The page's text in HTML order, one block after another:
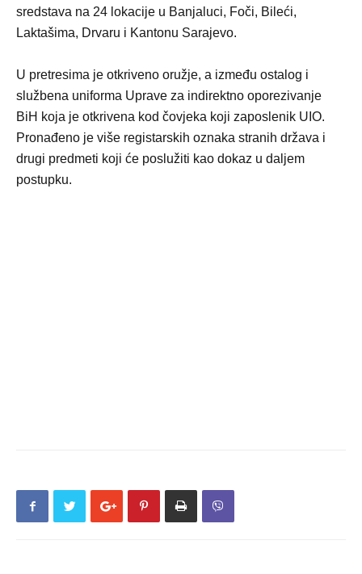
sredstava na 24 lokacije u Banjaluci, Foči, Bileći,
Laktašima, Drvaru i Kantonu Sarajevo.
U pretresima je otkriveno oružje, a između ostalog i
službena uniforma Uprave za indirektno oporezivanje
BiH koja je otkrivena kod čovjeka koji zaposlenik UIO.
Pronađeno je više registarskih oznaka stranih država i
drugi predmeti koji će poslužiti kao dokaz u daljem
postupku.